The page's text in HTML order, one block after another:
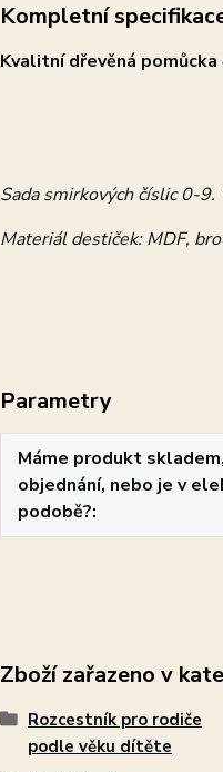
Kompletní
Kvalitní dřevěná pomůcka
Sada smirkových číslic 0-
Materiál destiček: MDF,
Parametry
Máme produkt
objednání, nebo je v
podobě?
Zboží zařazeno v
Rozcestník pro rodiče
podle věku dítěte